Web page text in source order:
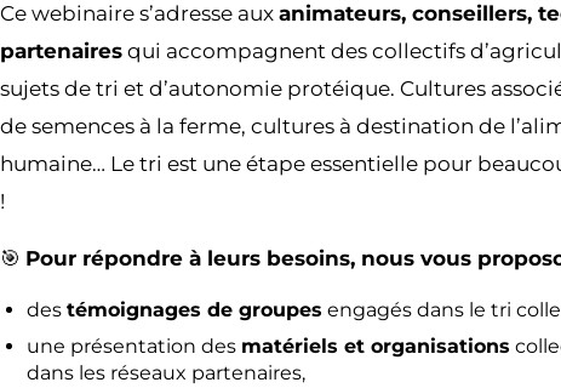
Ce webinaire s’adresse aux animateurs, conseillers,
partenaires qui accompagnent des collectifs
sujets de tri et d’autonomie protéique. Cultures
de semences à la ferme, cultures à destination de
humaine… Le tri est une étape essentielle pour
!
🎯 Pour répondre à leurs besoins, nous vous
des témoignages de groupes engagés dans le tri
une présentation des matériels et organisations
dans les réseaux partenaires,